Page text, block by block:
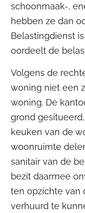
schoonmaak-,
hebben ze dan
Belastingdienst
oordeelt de
Volgens de
woning niet een
woning. De
grond
keuken van de
woonruimte
sanitair van de
bezit daarmee
ten opzichte van
verhuurd te